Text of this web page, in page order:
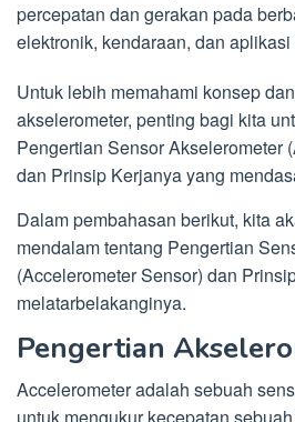
percepatan dan gerakan pada
elektronik, kendaraan, dan
Untuk lebih memahami konsep
akselerometer, penting bagi kita
Pengertian Sensor Akselerometer
dan Prinsip Kerjanya yang
Dalam pembahasan berikut, kita
mendalam tentang Pengertian
(Accelerometer Sensor) dan
melatarbelakanginya.
Pengertian
Accelerometer adalah sebuah